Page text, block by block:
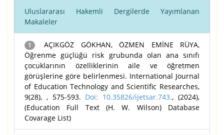
Uluslararası Hakemli Dergilerde Yayımlanan
Makaleler
1
AÇIKGÖZ GÖKHAN, ÖZMEN EMİNE RÜYA,
Öğrenme güçlüğü risk grubunda olan ana sınıfı
çocuklarının özelliklerinin aile ve öğretmen
görüşlerine göre belirlenmesi. International Journal
of Education Technology and Scientific Researches,
9(28), , 575-593. Doi: 10.35826/ijetsar.743., (2024),
(Education Full Text (H. W. Wilson) Database
Covarage List)